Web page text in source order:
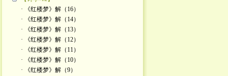
· 《红楼梦》解（16）
· 《红楼梦》解（14）
· 《红楼梦》解（13）
· 《红楼梦》解（12）
· 《红楼梦》解（11）
· 《红楼梦》解（10）
· 《红楼梦》解（9）